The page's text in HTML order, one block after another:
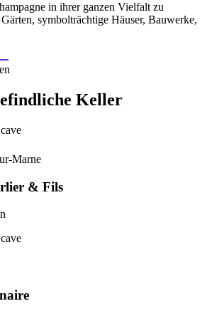
in ihrer ganzen Vielfalt zu
symbolträchtige Häuser, Bauwerke,
Keller
Marne
& Fils